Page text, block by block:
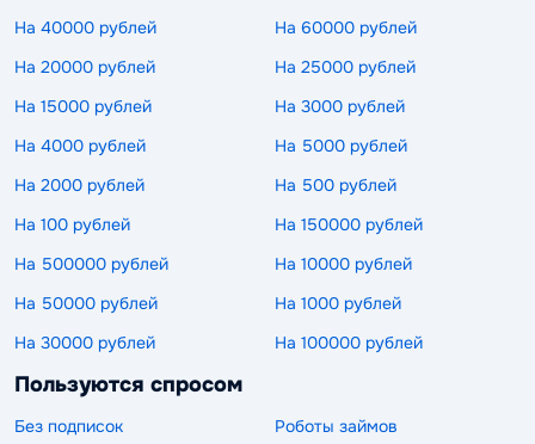
На 40000 рублей
На 60000 рублей
На 20000 рублей
На 25000 рублей
На 15000 рублей
На 3000 рублей
На 4000 рублей
На 5000 рублей
На 2000 рублей
На 500 рублей
На 100 рублей
На 150000 рублей
На 500000 рублей
На 10000 рублей
На 50000 рублей
На 1000 рублей
На 30000 рублей
На 100000 рублей
Пользуются спросом
Без подписок
Роботы займов